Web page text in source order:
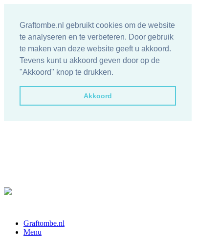
Graftombe.nl gebruikt cookies om de website
te analyseren en te verbeteren. Door gebruik
te maken van deze website geeft u akkoord.
Tevens kunt u akkoord geven door op de
"Akkoord" knop te drukken.
Akkoord
Graftombe.nl
Menu